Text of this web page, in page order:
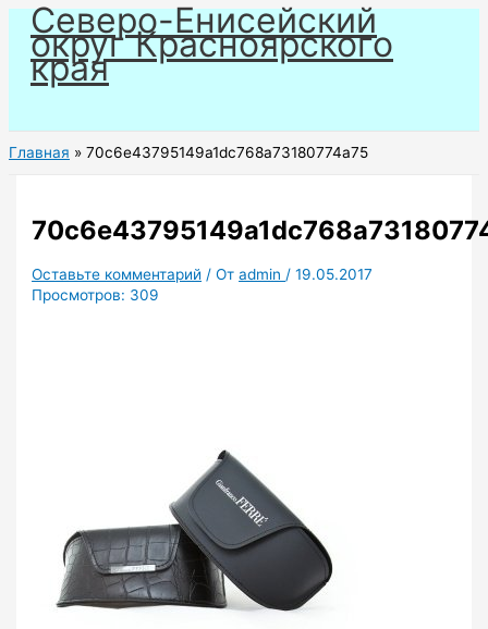
Перейти
содержимому
Северо-Енисейский
округ Красноярского
края
Главная 70c6e43795149a1dc768a73180774a75
Оставьте комментарий / Отadmin /19.05.2017
Просмотров: 309